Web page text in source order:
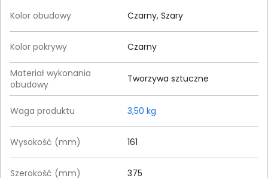
Kolor obudowy Czarny, Szary
Kolor pokrywy Czarny
Materiał wykonania
obudowy
Tworzywa sztuczne
Waga produktu 3,50 kg
Wysokość (mm) 161
Szerokość (mm) 375